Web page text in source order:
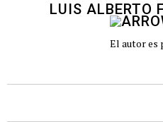
LUIS ALBERTO
El autor es